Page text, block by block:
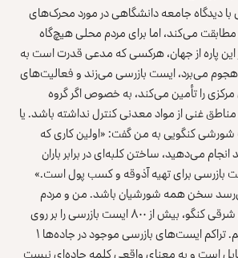
به سختی با دیدگاه جامعه دانشگاهی در مورد محرک‌های
مطابقت می‌کند، اما برای مردم محلی هیچ‌گاه
پاره از جهان، هرکسی که مدعی قدرت است به
می‌برد، ایست بازرسی می‌زند و فعالیت‌های
را تأمین می‌کند، به خصوص اگر گروه‌
مانند ام۲۳، بر مناطق غنی از مواد معدنی کنترل نداشته باشد. یا
کنگویی به من گفت: «اولین کاری که
می‌دهید، ساختن کلبه‌ای در برابر باران
بازرسی برای تهیه آذوقه و کسب پول است.»
سخن همه شورشیان باشد. من و مردم
کنگو،بیش از ۸۰۰ ایست بازرسی
را بر روی
نقشه موقعیت‌یابی کردیم. تراکم ایست‌های بازرسی موجود در جاده‌ها ۱